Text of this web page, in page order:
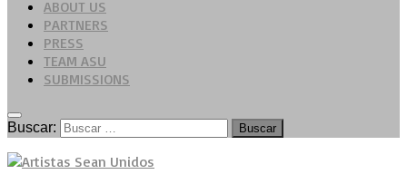
ABOUT US
PARTNERS
PRESS
TEAM ASU
SUBMISSIONS
Buscar: